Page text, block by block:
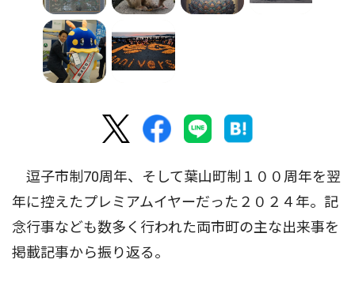
逗子市制70周年、そして葉山町制１００周年を翌
年に控えたプレミアムイヤーだった２０２４年。記
念行事なども数多く行われた両市町の主な出来事を
掲載記事から振り返る。